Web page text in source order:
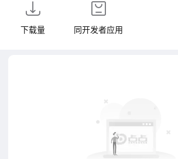
下载量 同开发者应用